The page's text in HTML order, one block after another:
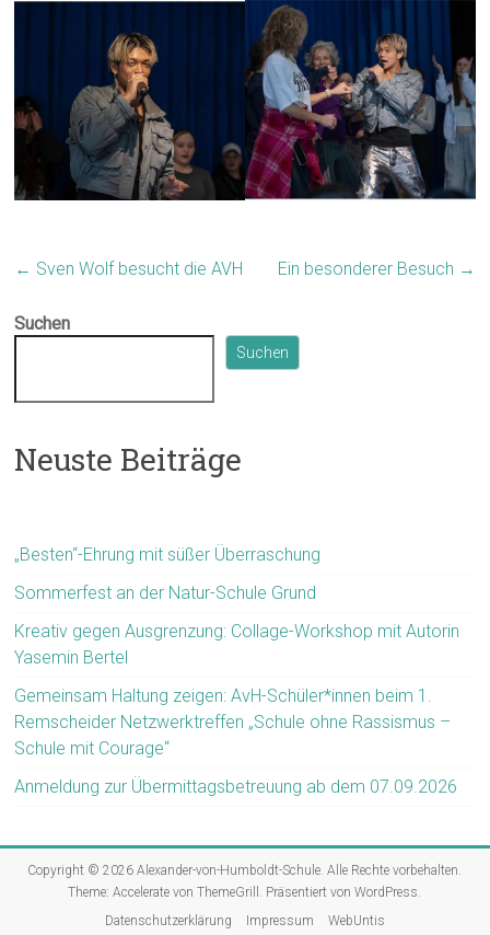
← Sven Wolf besucht die AVH Ein besonderer Besuch →
Suchen
Suchen
Neuste Beiträge
„Besten“-Ehrung mit süßer Überraschung
Sommerfest an der Natur-Schule Grund
Kreativ gegen Ausgrenzung: Collage-Workshop mit Autorin
Yasemin Bertel
Gemeinsam Haltung zeigen: AvH-Schüler*innen beim 1.
Remscheider Netzwerktreffen „Schule ohne Rassismus –
Schule mit Courage“
Anmeldung zur Übermittagsbetreuung ab dem 07.09.2026
Copyright © 2026Alexander-von-Humboldt-Schule. Alle Rechte vorbehalten.
Theme:Accelerate von ThemeGrill. Präsentiert vonWordPress.
Datenschutzerklärung
Impressum WebUntis